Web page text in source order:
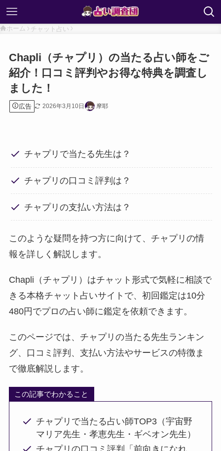
ホーム チャット占い
Chapli（チャプリ）の当たる占い師をご
紹介！口コミ評判やお得な特典を調査し
ました！
広告 2026年3月10日 摩耶
チャプリで当たる先生は？
チャプリの口コミ評判は？
チャプリの支払い方法は？
このような疑問を持つ方に向けて、チャプリの情
報を詳しく解説します。
Chapli（チャプリ）はチャット形式で気軽に相談で
きる本格チャット占いサイトで、初回鑑定は10分
480円でプロの占い師に鑑定を依頼できます。
このページでは、チャプリの当たる先生ランキン
グ、口コミ評判、支払い方法やサービスの特徴ま
で徹底解説します。
この記事でわかること
チャプリで当たる占い師TOP3（宇宙野
マリア先生・孝恵先生・ギベオン先生）